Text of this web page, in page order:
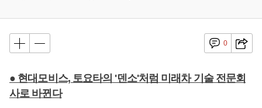
0
● 현대모비스, 토요타의 '덴소'처럼 미래차 기술 전문회
사로 바뀐다